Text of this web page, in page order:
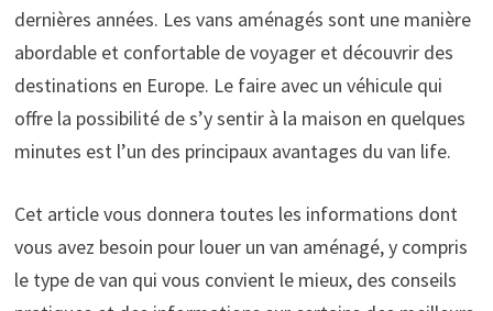
dernières années. Les vans aménagés sont une manière
abordable et confortable de voyager et découvrir des
destinations en Europe. Le faire avec un véhicule qui
offre la possibilité de s’y sentir à la maison en quelques
minutes est l’un des principaux avantages du van life.
Cet article vous donnera toutes les informations dont
vous avez besoin pour louer un van aménagé, y compris
le type de van qui vous convient le mieux, des conseils